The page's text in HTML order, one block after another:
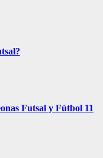
Futsal y Fútbol 11